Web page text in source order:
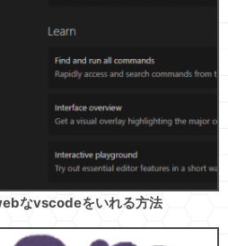
なvscodeをいれる方法